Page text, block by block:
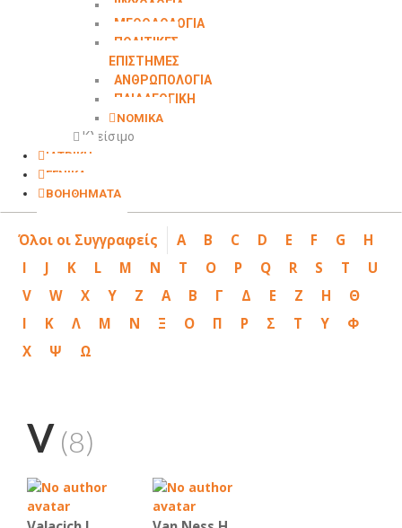
ΨΥΧΟΛΟΓΙΑ
ΜΕΘΟΔΟΛΟΓΙΑ
ΠΟΛΙΤΙΚΕΣ
ΕΠΙΣΤΗΜΕΣ
ΑΝΘΡΩΠΟΛΟΓΙΑ
ΠΑΙΔΑΓΩΓΙΚΗ
ΝΟΜΙΚΑ
Κλείσιμο
ΙΑΤΡΙΚΗ
ΓΕΝΙΚΑ
ΒΟΗΘΗΜΑΤΑ
Όλοι οι Συγγραφείς A B C D E F G
H
I
J K L M N T O P Q R S T
U
V
W X Y Z Α Β Γ Δ Ε Ζ Η
Θ
Ι
Κ Λ Μ Ν Ξ Ο Π Ρ Σ Τ Υ
Φ
Χ
Ψ Ω
V (8)